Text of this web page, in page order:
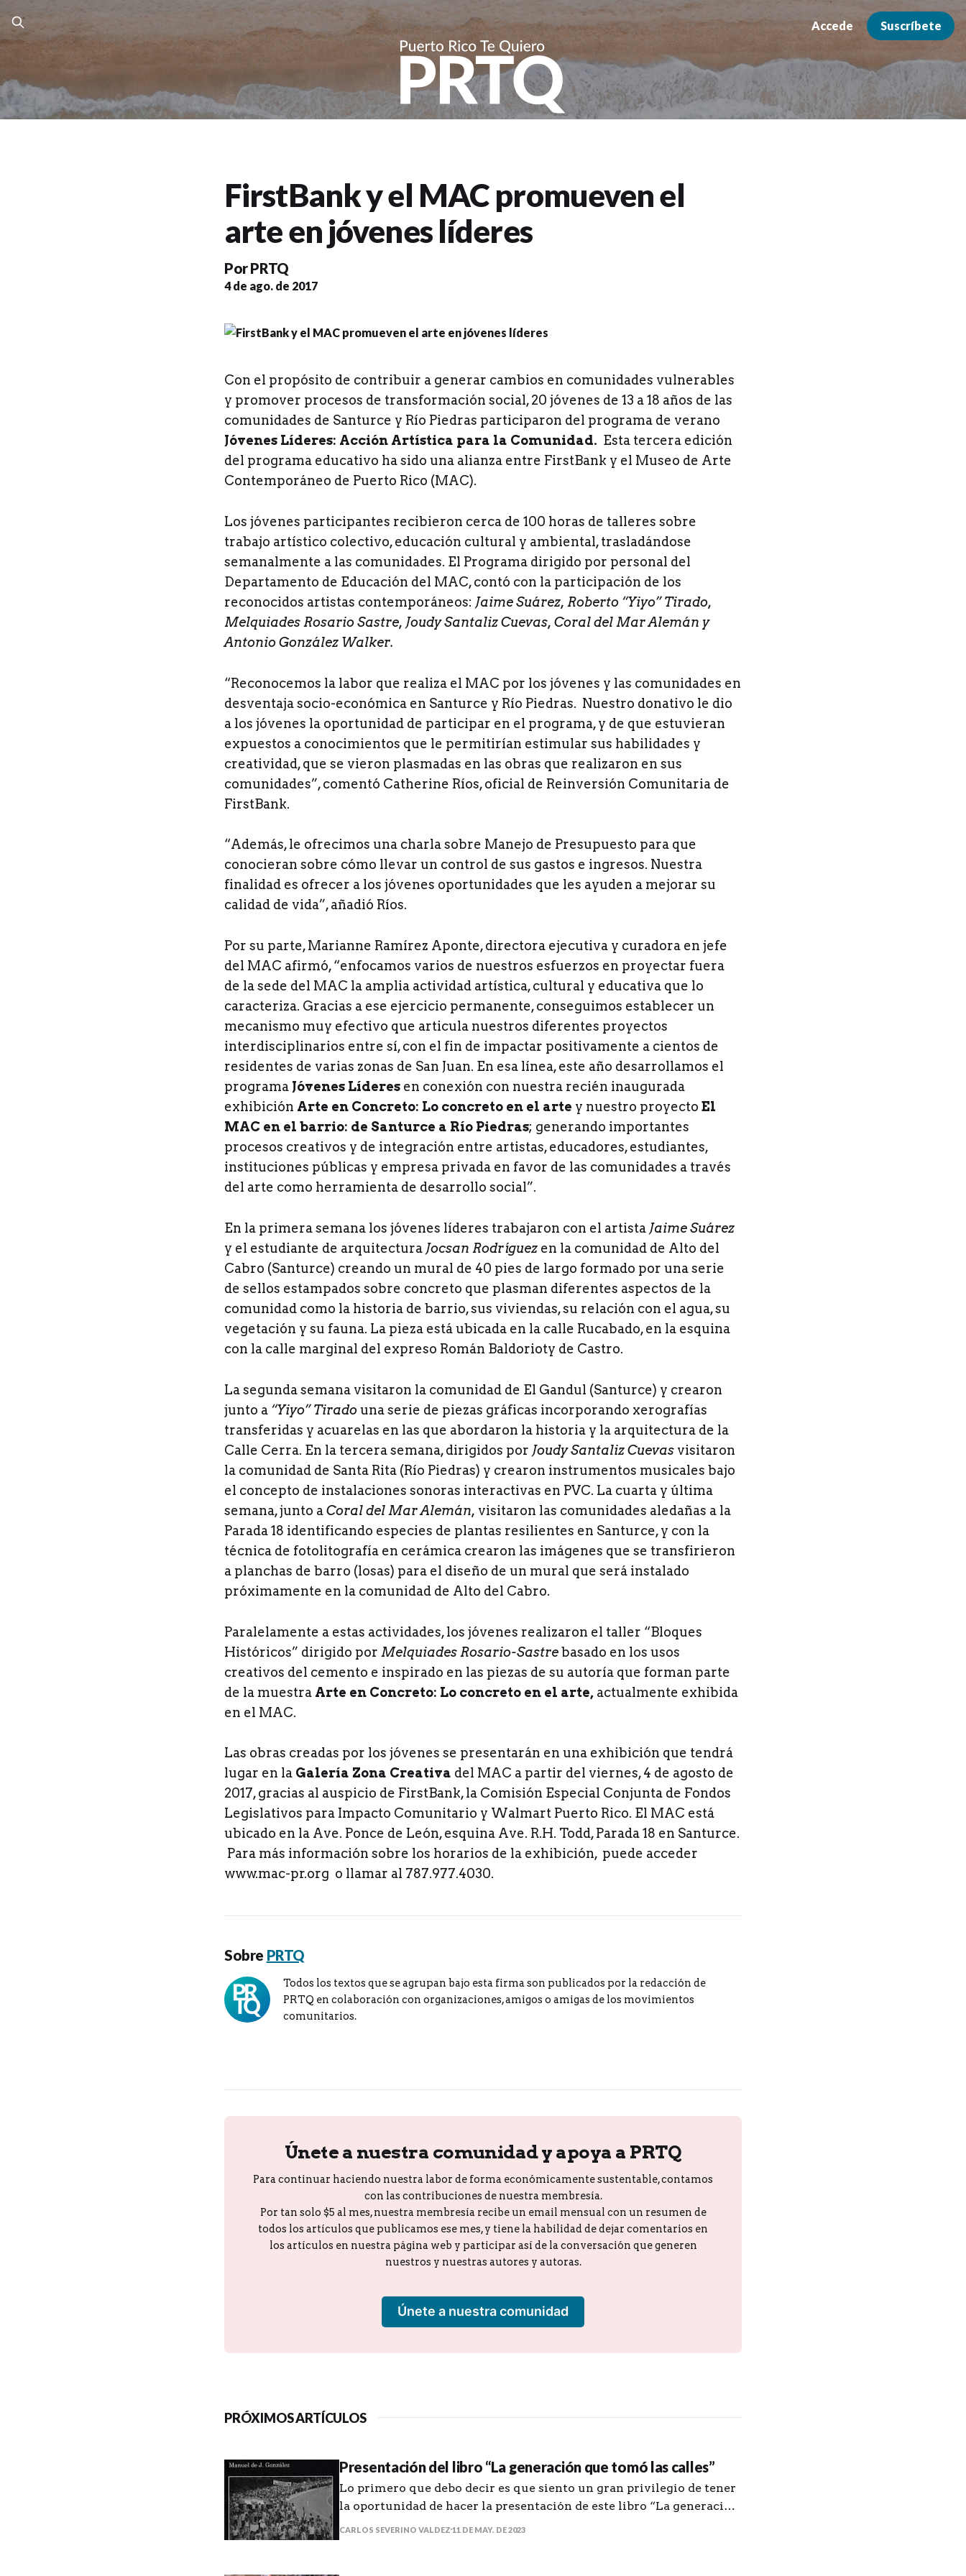
Accede Suscríbete
FirstBank y el MAC promueven el
arte en jóvenes líderes
PorPRTQ
4 de ago. de 2017
Con el propósito de contribuir a generar cambios en comunidades vulnerables
y promover procesos de transformación social, 20 jóvenes de 13 a 18 años de las
comunidades de Santurce y Río Piedras participaron del programa de verano
Jóvenes Líderes: Acción Artística para la Comunidad. Esta tercera edición
del programa educativo ha sido una alianza entre FirstBank y el Museo de Arte
Contemporáneo de Puerto Rico (MAC).
Los jóvenes participantes recibieron cerca de 100 horas de talleres sobre
trabajo artístico colectivo, educación cultural y ambiental, trasladándose
semanalmente a las comunidades. El Programa dirigido por personal del
Departamento de Educación del MAC, contó con la participación de los
reconocidos artistas contemporáneos: Jaime Suárez, Roberto “Yiyo” Tirado,
Melquiades Rosario Sastre, Joudy Santaliz Cuevas, Coral del Mar Alemán y
Antonio González Walker.
“Reconocemos la labor que realiza el MAC por los jóvenes y las comunidades en
desventaja socio-económica en Santurce y Río Piedras. Nuestro donativo le dio
a los jóvenes la oportunidad de participar en el programa, y de que estuvieran
expuestos a conocimientos que le permitirían estimular sus habilidades y
creatividad, que se vieron plasmadas en las obras que realizaron en sus
comunidades”, comentó Catherine Ríos, oficial de Reinversión Comunitaria de
FirstBank.
“Además, le ofrecimos una charla sobre Manejo de Presupuesto para que
conocieran sobre cómo llevar un control de sus gastos e ingresos. Nuestra
finalidad es ofrecer a los jóvenes oportunidades que les ayuden a mejorar su
calidad de vida”, añadió Ríos.
Por su parte, Marianne Ramírez Aponte, directora ejecutiva y curadora en jefe
del MAC afirmó, “enfocamos varios de nuestros esfuerzos en proyectar fuera
de la sede del MAC la amplia actividad artística, cultural y educativa que lo
caracteriza. Gracias a ese ejercicio permanente, conseguimos establecer un
mecanismo muy efectivo que articula nuestros diferentes proyectos
interdisciplinarios entre sí, con el fin de impactar positivamente a cientos de
residentes de varias zonas de San Juan. En esa línea, este año desarrollamos el
programa Jóvenes Líderes en conexión con nuestra recién inaugurada
exhibición Arte en Concreto: Lo concreto en el arte y nuestro proyecto El
MAC en el barrio: de Santurce a Río Piedras; generando importantes
procesos creativos y de integración entre artistas, educadores, estudiantes,
instituciones públicas y empresa privada en favor de las comunidades a través
del arte como herramienta de desarrollo social”.
En la primera semana los jóvenes líderes trabajaron con el artista Jaime Suárez
y el estudiante de arquitectura Jocsan Rodríguez en la comunidad de Alto del
Cabro (Santurce) creando un mural de 40 pies de largo formado por una serie
de sellos estampados sobre concreto que plasman diferentes aspectos de la
comunidad como la historia de barrio, sus viviendas, su relación con el agua, su
vegetación y su fauna. La pieza está ubicada en la calle Rucabado, en la esquina
con la calle marginal del expreso Román Baldorioty de Castro.
La segunda semana visitaron la comunidad de El Gandul (Santurce) y crearon
junto a “Yiyo” Tiradouna serie de piezas gráficas incorporando xerografías
transferidas y acuarelas en las que abordaron la historia y la arquitectura de la
Calle Cerra. En la tercera semana, dirigidos por Joudy Santaliz Cuevas visitaron
la comunidad de Santa Rita (Río Piedras) y crearon instrumentos musicales bajo
el concepto de instalaciones sonoras interactivas en PVC. La cuarta y última
semana, junto aCoral del Mar Alemán, visitaron las comunidades aledañas a la
Parada 18 identificando especies de plantas resilientes en Santurce, y con la
técnica de fotolitografía en cerámica crearon las imágenes que se transfirieron
a planchas de barro (losas) para el diseño de un mural que será instalado
próximamente en la comunidad de Alto del Cabro.
Paralelamente a estas actividades, los jóvenes realizaron el taller “Bloques
Históricos” dirigido por Melquiades Rosario-Sastrebasado en los usos
creativos del cemento e inspirado en las piezas de su autoría que forman parte
de la muestra Arte en Concreto: Lo concreto en el arte, actualmente exhibida
en el MAC.
Las obras creadas por los jóvenes se presentarán en una exhibición que tendrá
lugar en la Galería Zona Creativa del MAC a partir del viernes, 4 de agosto de
2017, gracias al auspicio de FirstBank, la Comisión Especial Conjunta de Fondos
Legislativos para Impacto Comunitario y Walmart Puerto Rico. El MAC está
ubicado en la Ave. Ponce de León, esquina Ave. R.H. Todd, Parada 18 en Santurce.
Para más información sobre los horarios de la exhibición, puede acceder
www.mac-pr.org o llamar al 787.977.4030.
Sobre PRTQ
Todos los textos que se agrupan bajo esta firma son publicados por la redacción de
PRTQ en colaboración con organizaciones, amigos o amigas de los movimientos
comunitarios.
Únete a nuestra comunidad y apoya a PRTQ
Para continuar haciendo nuestra labor de forma económicamente sustentable, contamos
con las contribuciones de nuestra membresía.
Por tan solo $5 al mes, nuestra membresía recibe un email mensual con un resumen de
todos los artículos que publicamos ese mes, y tiene la habilidad de dejar comentarios en
los artículos en nuestra página web y participar así de la conversación que generen
nuestros y nuestras autores y autoras.
Únete a nuestra comunidad
PRÓXIMOS ARTÍCULOS
Presentación del libro “La generación que tomó las calles”
Lo primero que debo decir es que siento un gran privilegio de tener
la oportunidad de hacer la presentación de este libro “La generación
CARLOS SEVERINO VALDEZ 11 DE MAY. DE 2023